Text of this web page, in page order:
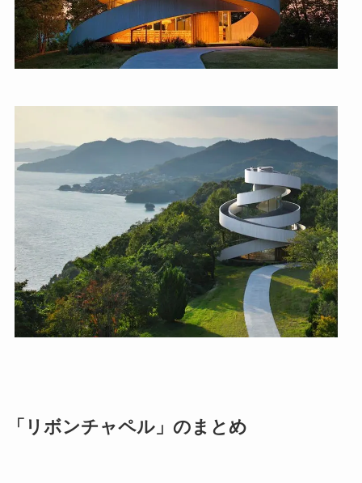
「リボンチャペル」のまとめ